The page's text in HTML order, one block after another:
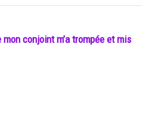
mon conjoint m’a trompée et mis